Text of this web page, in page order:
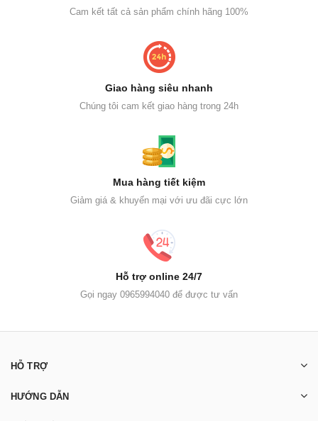
Cam kết tất cả sản phẩm chính hãng 100%
Giao hàng siêu nhanh
Chúng tôi cam kết giao hàng trong 24h
Mua hàng tiết kiệm
Giảm giá & khuyến mại với ưu đãi cực lớn
Hỗ trợ online 24/7
Gọi ngay 0965994040 để được tư vấn
HỖ TRỢ
HƯỚNG DẪN